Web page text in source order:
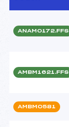
ANAM0172.FFS
AMBM1621.FFS
AMBM0581